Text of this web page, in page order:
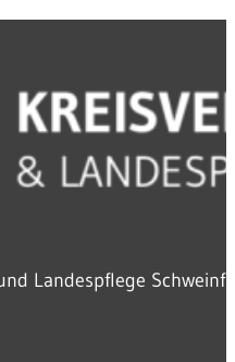
Landespflege